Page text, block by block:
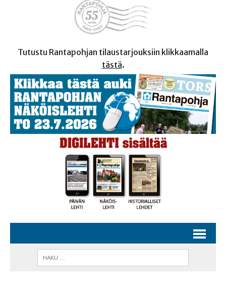
Tutustu Rantapohjan tilaustarjouksiin klikkaamalla
tästä.